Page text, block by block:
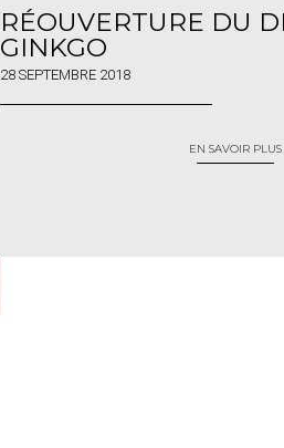
RÉOUVERTURE DU
GINKGO
28 SEPTEMBRE 2018
EN SAVOIR PLUS